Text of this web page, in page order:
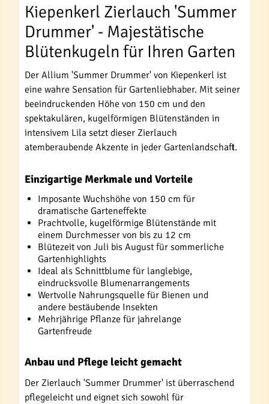
Kiepenkerl Zierlauch 'Summer
Drummer' - Majestätische
Blütenkugeln für Ihren Garten
Der Allium 'Summer Drummer' von Kiepenkerl ist
eine wahre Sensation für Gartenliebhaber. Mit seiner
beeindruckenden Höhe von 150 cm und den
spektakulären, kugelförmigen Blütenständen in
intensivem Lila setzt dieser Zierlauch
atemberaubende Akzente in jeder Gartenlandschaft.
Einzigartige Merkmale und Vorteile
Imposante Wuchshöhe von 150 cm für
dramatische Garteneffekte
Prachtvolle, kugelförmige Blütenstände mit
einem Durchmesser von bis zu 12 cm
Blütezeit von Juli bis August für sommerliche
Gartenhighlights
Ideal als Schnittblume für langlebige,
eindrucksvolle Blumenarrangements
Wertvolle Nahrungsquelle für Bienen und
andere bestäubende Insekten
Mehrjährige Pflanze für jahrelange
Gartenfreude
Anbau und Pflege leicht gemacht
Der Zierlauch 'Summer Drummer' ist überraschend
pflegeleicht und eignet sich sowohl für